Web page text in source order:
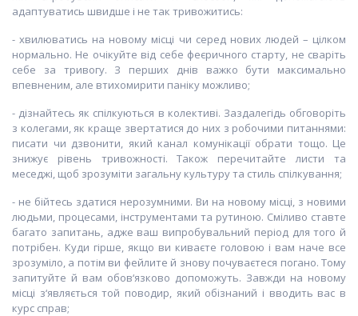
адаптуватись швидше і не так тривожитись:
- хвилюватись на новому місці чи серед нових людей – цілком
нормально. Не очікуйте від себе феєричного старту, не сваріть
себе за тривогу. З перших днів важко бути максимально
впевненим, але втихомирити паніку можливо;
- дізнайтесь як спілкуються в колективі. Заздалегідь обговоріть
з колегами, як краще звертатися до них з робочими питаннями:
писати чи дзвонити, який канал комунікації обрати тощо. Це
знижує рівень тривожності. Також перечитайте листи та
меседжі, щоб зрозуміти загальну культуру та стиль спілкування;
- не бійтесь здатися нерозумними. Ви на новому місці, з новими
людьми, процесами, інструментами та рутиною. Сміливо ставте
багато запитань, адже ваш випробувальний період для того й
потрібен. Куди гірше, якщо ви киваєте головою і вам наче все
зрозуміло, а потім ви фейлите й знову почуваєтеся погано. Тому
запитуйте й вам обов‘язково допоможуть. Завжди на новому
місці з‘являється той поводир, який обізнаний і вводить вас в
курс справ;⠀